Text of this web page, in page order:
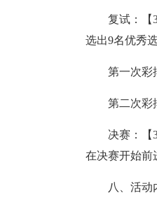
复试：【
选出9名优秀
第一次彩
第二次彩
决赛：【
在决赛开始前
八、活动